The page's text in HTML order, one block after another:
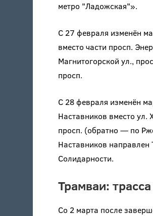
метро "Ладожская"».
С 27 февраля изменён
вместо части просп.
Магнитогорской ул.,
просп.
С 28 февраля изменён
Наставников вместо ул.
просп. (обратно — по
Наставников
Солидарности.
Трамваи:
Со 2 марта после